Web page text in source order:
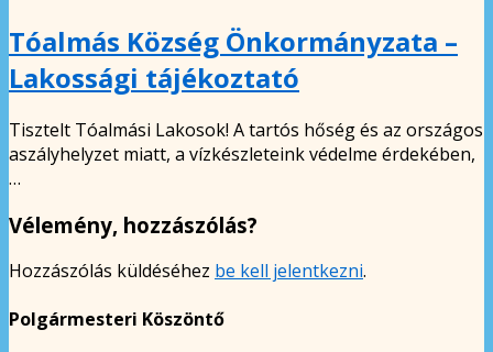
Tóalmás Község Önkormányzata –
Lakossági tájékoztató
Tisztelt Tóalmási Lakosok! A tartós hőség és az országos
aszályhelyzet miatt, a vízkészleteink védelme érdekében,
…
Vélemény, hozzászólás?
Hozzászólás küldéséhez be kell jelentkezni.
Polgármesteri Köszöntő